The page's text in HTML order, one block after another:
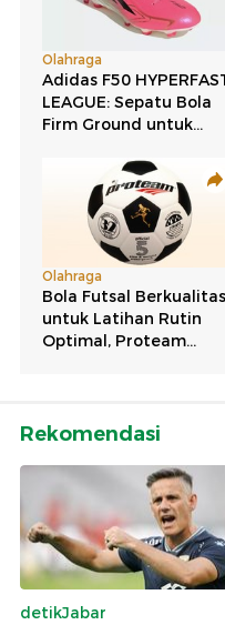
Rekomendasi
detikJabar